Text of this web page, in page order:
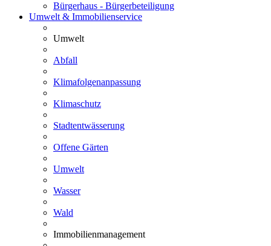
Bürgerhaus - Bürgerbeteiligung
Umwelt & Immobilienservice
Umwelt
Abfall
Klimafolgenanpassung
Klimaschutz
Stadtentwässerung
Offene Gärten
Umwelt
Wasser
Wald
Immobilienmanagement